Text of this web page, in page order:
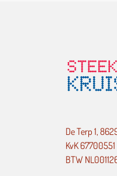
De Terp 1,
KvK 67700551
BTW